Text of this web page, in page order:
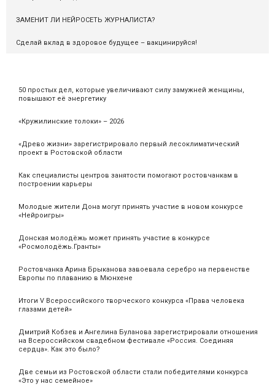
50 простых дел, которые увеличивают силу замужней женщины,
повышают её энергетику
«Кружилинские толоки» – 2026
«Древо жизни» зарегистрировало первый лесоклиматический
проект в Ростовской области
Как специалисты центров занятости помогают ростовчанкам в
построении карьеры
Молодые жители Дона могут принять участие в новом конкурсе
«Нейроигры»
Донская молодёжь может принять участие в конкурсе
«Росмолодёжь.Гранты»
Ростовчанка Арина Брыканова завоевала серебро на первенстве
Европы по плаванию в Мюнхене
Итоги V Всероссийского творческого конкурса «Права человека
глазами детей»
Дмитрий Кобзев и Ангелина Буланова зарегистрировали отношения
на Всероссийском свадебном фестивале «Россия. Соединяя
сердца». Как это было?
Две семьи из Ростовской области стали победителями конкурса
«Это у нас семейное»
ЗАМЕНИТ ЛИ НЕЙРОСЕТЬ ЖУРНАЛИСТА?
Сделай вклад в здоровое будущее – вакцинируйся!